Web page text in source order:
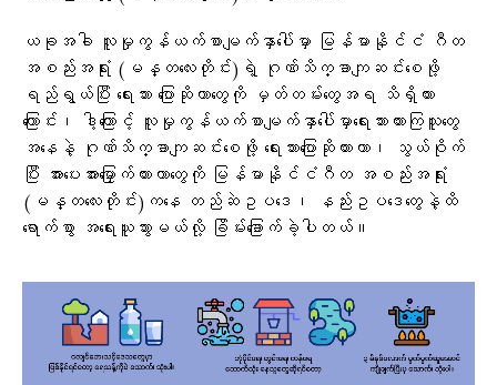
ယခုအခါ လူမှုကွန်ယက်စာမျက်နှာပေါ်မှာ မြန်မာနိုင်ငံ ဂီတ
အစည်းအရုံး (မန္တလေးတိုင်း)ရဲ့ ဂုဏ်သိက္ခာကျဆင်းစေဖို့
ရည်ရွယ်ပြီး ရေးသား ပြောဆိုတာတွေကို မှတ်တမ်းတွေအရ သိရှိထား
ကြောင်း၊ ဒါ့ကြောင့် လူမှုကွန်ယက်စာမျက်နှာပေါ်မှာရေးသားထားကြသူတွေ
အနေနဲ့ ဂုဏ်သိက္ခာကျဆင်းစေဖို့ ရေးသားပြောဆိုထားတာ၊ သွယ်ဝိုက်
ပြီး အားပေးအားမြှောက်ထားတာတွေကို မြန်မာနိုင်ငံဂီတ အစည်းအရုံး
(မန္တလေးတိုင်း)ကနေ တည်ဆဲဥပဒေ၊ နည်းဥပဒေတွေနဲ့ထိ
ရောက်စွာ အရေးယူသွားမယ်လို့ ခြိမ်းခြောက်ခဲ့ပါတယ်။